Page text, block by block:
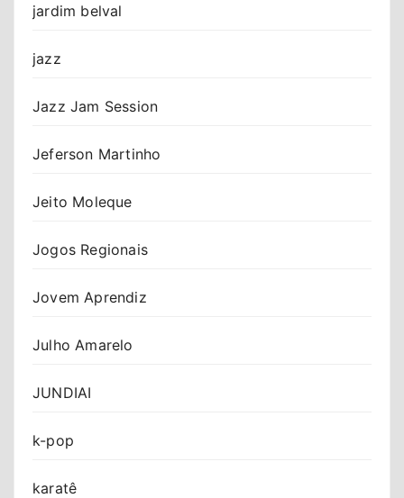
jardim belval
jazz
Jazz Jam Session
Jeferson Martinho
Jeito Moleque
Jogos Regionais
Jovem Aprendiz
Julho Amarelo
JUNDIAI
k-pop
karatê